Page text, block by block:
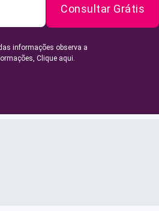
Consultar Grátis
informações observa a
Clique aqui.